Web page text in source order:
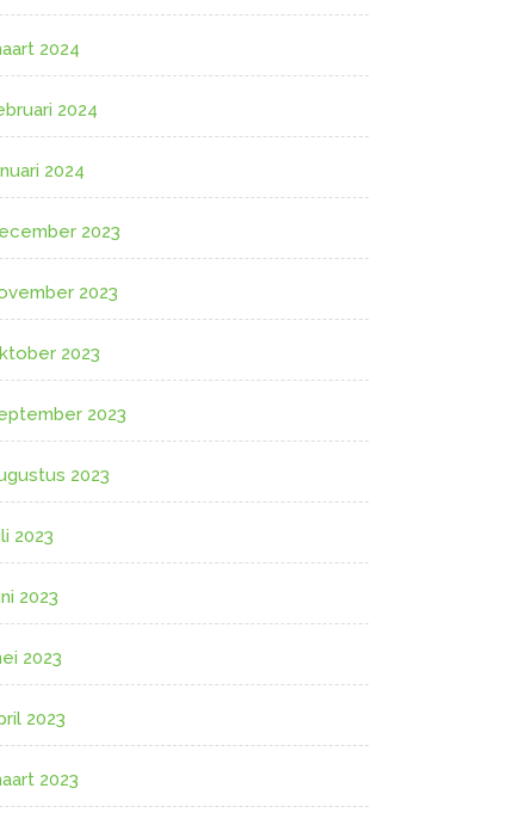
2024
2024
2024
2023
2023
2023
2023
2023
2023
2023
2023
2023
2023